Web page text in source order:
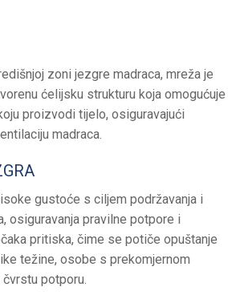
zoni jezgre madraca, mreža je
ćelijsku strukturu koja omogućuje
proizvodi tijelo, osiguravajući
madraca.
gustoće s ciljem podržavanja i
osiguravanja pravilne potpore i
pritiska, čime se potiče opuštanje
težine, osobe s prekomjernom
potporu.